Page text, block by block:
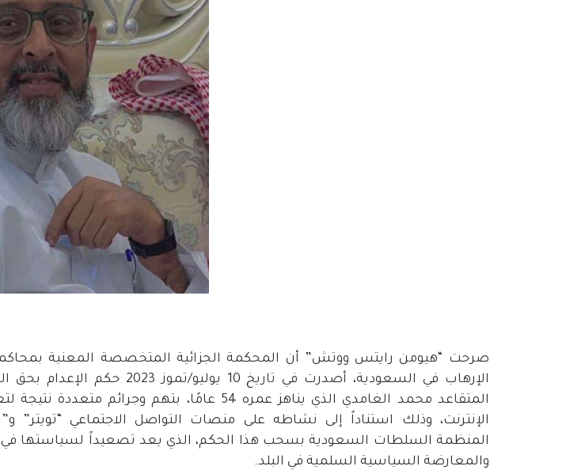
صرحت “هيومن رايتس ووتش” أن المحكمة الجزائية المتخصصة المعنية
الإرهاب في السعودية، أصدرت في تاريخ 10
المتقاعد محمد الغامدي الذي يناهز عمره 54 عامًا، بتهم وجرائم
الإنترنت، وذلك استناداً إلى نشاطه على منصات التواصل الاجتماعي “تويتر”
المنظمة السلطات السعودية بسحب هذا الحكم، الذي يعد تصعيداً لسياستها في
والمعارضة السياسية السلمية في البلد.